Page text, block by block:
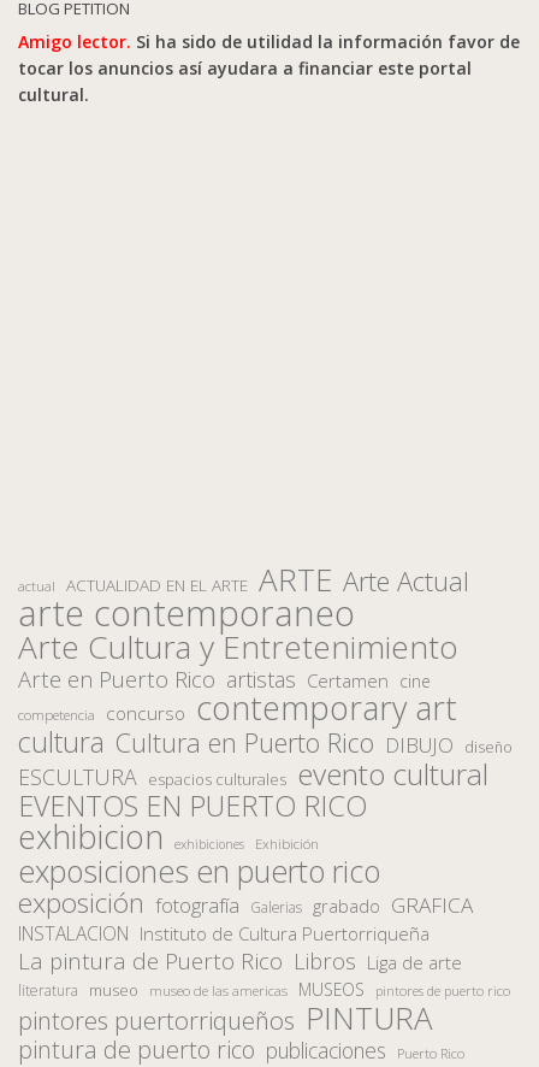
BLOG PETITION
Amigo lector. Si ha sido de utilidad la información favor de
tocar los anuncios así ayudara a financiar este portal
cultural.
actual ACTUALIDAD EN EL ARTE ARTE Arte Actual
arte contemporaneo
Arte Cultura y Entretenimiento
Arte en Puerto Rico artistas Certamen cine
competencia concurso contemporary art
cultura Cultura en Puerto Rico DIBUJO diseño
ESCULTURA espacios culturales evento cultural
EVENTOS EN PUERTO RICO
exhibicion exhibiciones Exhibición
exposiciones en puerto rico
exposición fotografía Galerias grabado GRAFICA
INSTALACION Instituto de Cultura Puertorriqueña
La pintura de Puerto Rico Libros Liga de arte
literatura museo museo de las americas MUSEOS pintores de puerto rico
pintores puertorriqueños PINTURA
pintura de puerto rico publicaciones Puerto Rico